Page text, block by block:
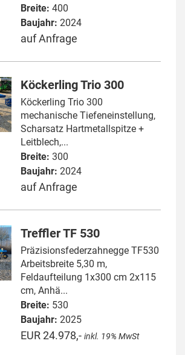
Breite: 400
Baujahr: 2024
auf Anfrage
Köckerling Trio 300
Köckerling Trio 300
mechanische Tiefeneinstellung,
Scharsatz Hartmetallspitze +
Leitblech,...
Breite: 300
Baujahr: 2024
auf Anfrage
Treffler TF 530
Präzisionsfederzahnegge TF530
Arbeitsbreite 5,30 m,
Feldaufteilung 1x300 cm 2x115
cm, Anhä...
Breite: 530
Baujahr: 2025
EUR 24.978,- inkl. 19% MwSt